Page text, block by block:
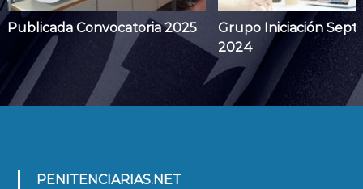
Publicada Convocatoria 2025
Grupo Iniciación
2024
PENITENCIARIAS.NET